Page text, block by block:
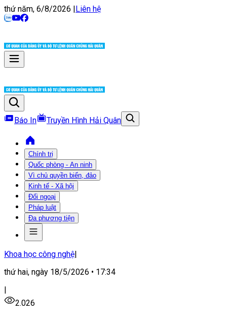
thứ năm, 6/8/2026 |Liên hệ
Báo In Truyền Hình Hải Quân
Chính trị
Quốc phòng - An ninh
Vì chủ quyền biển, đảo
Kinh tế - Xã hội
Đối ngoại
Pháp luật
Đa phương tiện
Khoa học công nghệ|
thứ hai, ngày 18/5/2026 • 17:34
|
2.026